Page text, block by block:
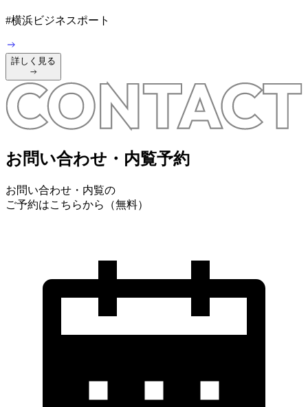
#横浜ビジネスポート
詳しく見る
お問い合わせ・内覧予約
お問い合わせ・内覧の
ご予約はこちらから（無料）